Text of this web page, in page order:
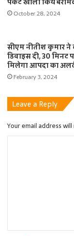
October 28, 2024
सीएम नीतीश कुमार ने
डिवाइस दी, 30 मिनट
मिलेगा आपदा का
February 3, 2024
Leave a Reply
Your email address
t